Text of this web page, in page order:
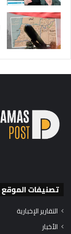
تصنيفات الموقع
التقارير الإخبارية
الأخبار